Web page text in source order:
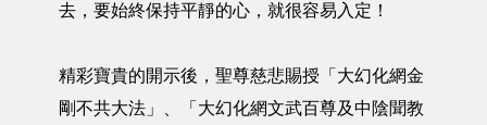
去，要始終保持平靜的心，就很容易入定！
精彩寶貴的開示後，聖尊慈悲賜授「大幻化網金
剛不共大法」、「大幻化網文武百尊及中陰聞教